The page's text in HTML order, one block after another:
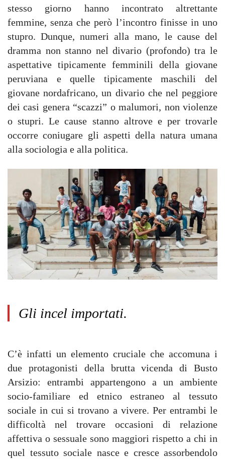
stesso giorno hanno incontrato altrettante
femmine, senza che però l’incontro finisse in uno
stupro. Dunque, numeri alla mano, le cause del
dramma non stanno nel divario (profondo) tra le
aspettative tipicamente femminili della giovane
peruviana e quelle tipicamente maschili del
giovane nordafricano, un divario che nel peggiore
dei casi genera “scazzi” o malumori, non violenze
o stupri. Le cause stanno altrove e per trovarle
occorre coniugare gli aspetti della natura umana
alla sociologia e alla politica.
Gli incel importati.
C’è infatti un elemento cruciale che accomuna i
due protagonisti della brutta vicenda di Busto
Arsizio: entrambi appartengono a un ambiente
socio-familiare ed etnico estraneo al tessuto
sociale in cui si trovano a vivere. Per entrambi le
difficoltà nel trovare occasioni di relazione
affettiva o sessuale sono maggiori rispetto a chi in
quel tessuto sociale nasce e cresce assorbendolo